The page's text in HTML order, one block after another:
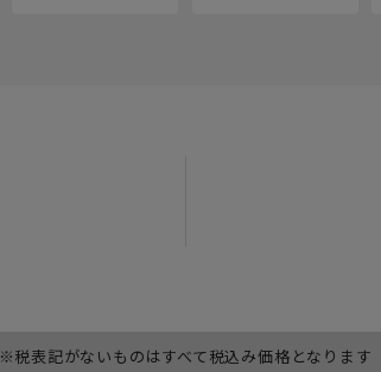
※税表記がないものはすべて税込み価格となります